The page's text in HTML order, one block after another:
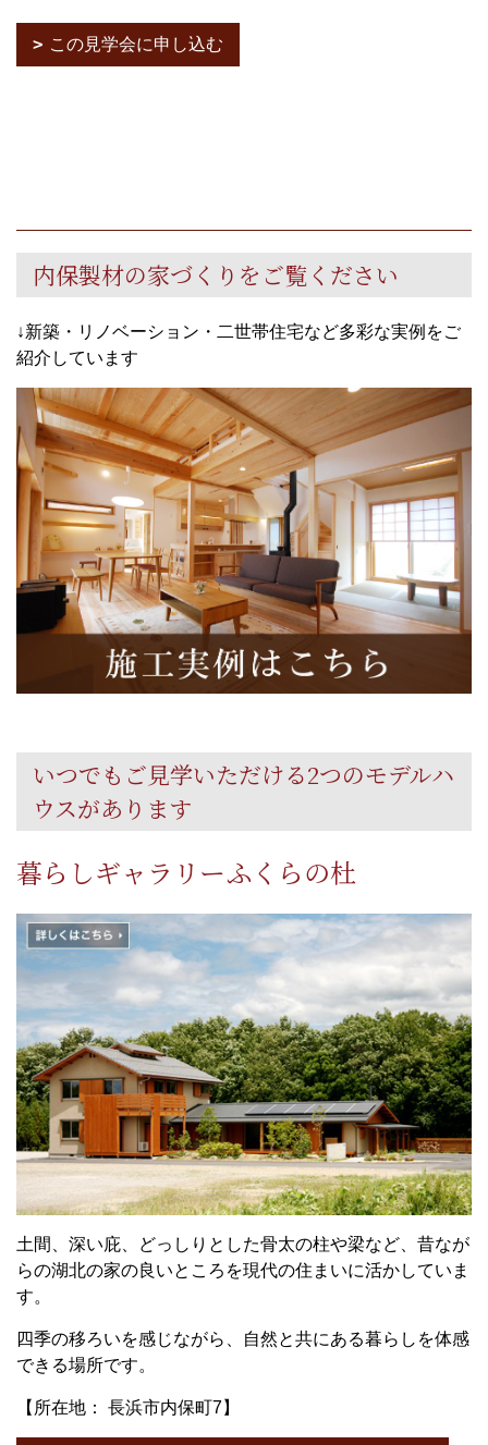
この見学会に申し込む
内保製材の家づくりをご覧ください
↓新築・リノベーション・二世帯住宅など多彩な実例をご
紹介しています
いつでもご見学いただける2つのモデルハ
ウスがあります
暮らしギャラリーふくらの杜
土間、深い庇、どっしりとした骨太の柱や梁など、昔なが
らの湖北の家の良いところを現代の住まいに活かしていま
す。
四季の移ろいを感じながら、自然と共にある暮らしを体感
できる場所です。
【所在地： 長浜市内保町7】